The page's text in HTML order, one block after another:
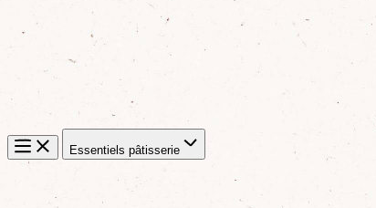
Essentiels pâtisserie